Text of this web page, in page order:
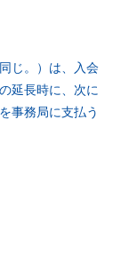
じ。）は、入会
延長時に、次に
事務局に支払う